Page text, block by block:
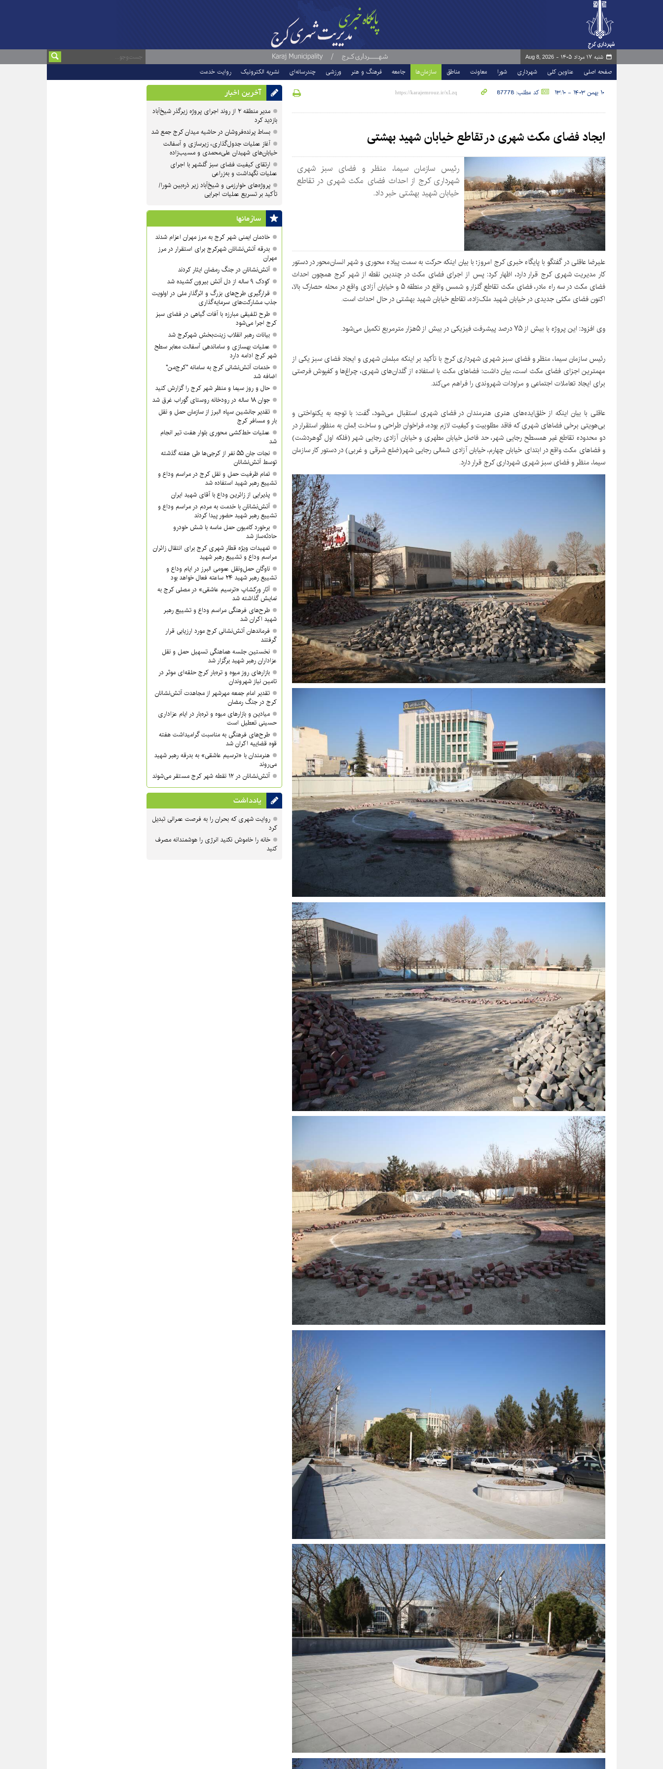
شنبه ۱۷ مرداد ۱۴۰۵ - Aug 8, 2026
صفحه اصلی عناوین کلی شهرداری شورا معاونت مناطق سازمان‌ها جامعه فرهنگ و هنر ورزشی چندرسانه‌ای نشریه الکترونیک روایت خدمت
۱۰ بهمن ۱۴۰۳ - ۱۳:۱۰ کد مطلب: 87778
ایجاد فضای مکث شهری در تقاطع خیابان شهید بهشتی
رئیس سازمان سیما، منظر و فضای سبز شهری
شهرداری کرج از احداث فضای مکث شهری در تقاطع
خیابان شهید بهشتی خبر داد.
علیرضا عاقلی در گفتگو با پایگاه خبری کرج امروز؛ با بیان اینکه حرکت به سمت پیاده محوری و شهر انسان‌محور در دستور
کار مدیریت شهری کرج قرار دارد، اظهار کرد: پس از اجرای فضای مکث در چندین نقطه از شهر کرج همچون احداث
فضای مکث در سه راه مادر، فضای مکث تقاطع گلزار و شمس واقع در منطقه ۵ و خیابان آزادی واقع در محله حصارک بالا،
اکنون فضای مکثی جدیدی در خیابان شهید ملک‌زاده، تقاطع خیابان شهید بهشتی در حال احداث است.
وی افزود: این پروژه با بیش از ۷۵ درصد پیشرفت فیزیکی در بیش از ۵‌هزار مترمربع تکمیل می‌شود.
رئیس سازمان سیما، منظر و فضای سبز شهری شهرداری کرج با تأکید بر اینکه مبلمان شهری و ایجاد فضای سبز یکی از
مهمترین اجزای فضای مکث است، بیان داشت: فضاهای مکث با استفاده از گلدان‌های شهری، چراغ‌ها و کفپوش فرصتی
برای ایجاد تعاملات اجتماعی و مراودات شهروندی را فراهم می‌کند.
عاقلی با بیان اینکه از خلق‌ایده‌های هنری هنرمندان در فضای شهری استقبال می‌شود، گفت: با توجه به یکنواختی و
بی‌هویتی برخی فضاهای شهری که فاقد مطلوبیت و کیفیت لازم بوده، فراخوان طراحی و ساخت اِلمان به منظور استقرار در
دو محدوده تقاطع غیر همسطح رجایی شهر، حد فاصل خیابان مطهری و خیابان آزادی رجایی شهر (فلکه اول گوهردشت)
و فضاهای مکث واقع در ابتدای خیابان چهارم، خیابان آزادی شمالی رجایی شهر(ضلع شرقی و غربی) در دستور کار سازمان
سیما، منظر و فضای سبز شهری شهرداری کرج قرار دارد.
آخرین اخبار
مدیر منطقه ۲ از روند اجرای پروژه زیرگذر شیخ‌آباد
بازدید کرد
بساط پرنده‌فروشان در حاشیه میدان کرج جمع شد
آغاز عملیات جدول‌گذاری، زیرسازی و آسفالت
خیابان‌های شهیدان علی‌محمدی و مسیب‌زاده
ارتقای کیفیت فضای سبز گلشهر با اجرای
عملیات نگهداشت و به‌زراعی
پروژه‌های خوارزمی و شیخ‌آباد زیر ذره‌بین شورا/
تأکید بر تسریع عملیات اجرایی
سازمان‎ها
خادمان ایمنی شهر کرج به مرز مهران اعزام شدند
بدرقه آتش‌نشانان شهرکرج برای استقرار در مرز
مهران
آتش‌نشانان در جنگ رمضان ایثار کردند
کودک ۹ ساله از دل آتش بیرون کشیده شد
قرارگیری طرح‌های بزرگ و اثرگذار ملی در اولویت‌
جذب مشارکت‌های سرمایه‌گذاری
طرح تلفیقی مبارزه با آفات گیاهی در فضای سبز
کرج اجرا می‌شود
بیانات رهبر انقلاب زینت‌بخش شهرکرج شد
عملیات بهسازی و ساماندهی آسفالت معابر سطح
شهر کرج ادامه دارد
خدمات آتش‌نشانی کرج به سامانه "کرج‌من"
اضافه شد
حال و روز سیما و منظر شهر کرج را گزارش کنید
جوان ۱۸ ساله در رودخانه روستای گوراب غرق شد
تقدیر جانشین سپاه البرز از سازمان حمل و نقل
بار و مسافر کرج
عملیات خط‌کشی محوری بلوار هفت تیر انجام
شد
نجات جان ۵۵ نفر از کرجی‌ها طی هفته گذشته
توسط آتش‌نشانان
تمام ظرفیت حمل و نقل کرج در مراسم وداع و
تشییع رهبر شهید استفاده شد
پذیرایی از زائرین وداع با آقای شهید ایران
آتش‌نشانان با خدمت به مردم در مراسم وداع و
تشییع رهبر شهید حضور پیدا کردند
برخورد کامیون حمل ماسه با شش خودرو
حادثه‌ساز شد
تمهیدات ویژه قطار شهری کرج برای انتقال زائران
مراسم وداع و تشییع رهبر شهید
ناوگان حمل‌ونقل عمومی البرز در ایام وداع و
تشییع رهبر شهید ۲۴ ساعته فعال خواهد بود
آثار ورکشاپ «ترسیم عاشقی» در مصلی کرج به
نمایش گذاشته شد
طرح‌های فرهنگی مراسم وداع و تشییع رهبر
شهید اکران شد
فرماندهان آتش‌نشانی کرج مورد ارزیابی قرار
گرفتند
نخستین جلسه هماهنگی تسهیل حمل و نقل
عزاداران رهبر شهید برگزار شد
بازارهای روز میوه و تره‌بار کرج حلقه‌ای موثر در
تامین نیاز شهروندان
تقدیر امام جمعه مهرشهر از مجاهدت آتش‌نشانان
کرج در جنگ رمضان
میادین و بازارهای میوه و تره‌بار در ایام عزاداری
حسینی تعطیل است
طرح‌های فرهنگی به مناسبت گرامیداشت هفته
قوه قضاییه اکران شد
هنرمندان با «ترسیم عاشقی» به بدرقه رهبر شهید
می‌روند
آتش‌نشانان در ۱۲ نقطه شهر کرج مستقر می‌شوند
یادداشت
روایت شهری که بحران را به فرصت عمرانی تبدیل
کرد
خانه را خاموش نکنید انرژی را هوشمندانه مصرف
کنید